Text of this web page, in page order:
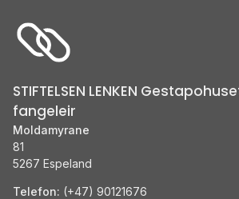
STIFTELSEN LENKEN
fangeleir
Moldamyrane
81
5267 Espeland
Telefon: (+47) 90121676